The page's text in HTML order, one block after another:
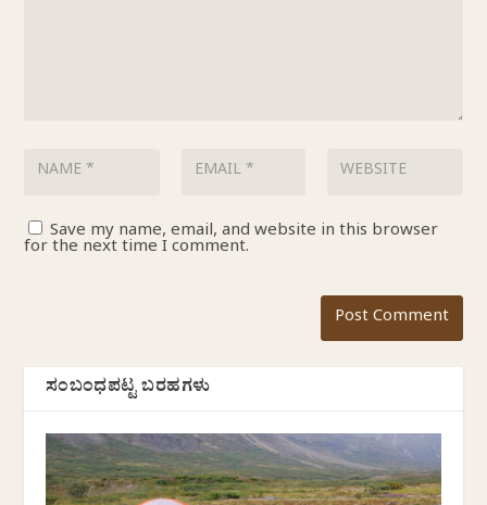
Save my name, email, and website in this browser
for the next time I comment.
ಸಂಬಂಧಪಟ್ಟ ಬರಹಗಳು